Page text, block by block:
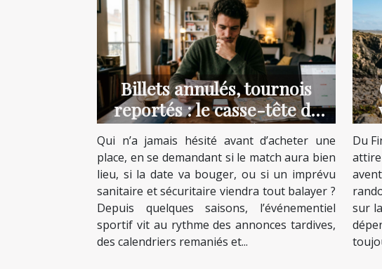
Billets annulés, tournois
reportés : le casse-tête de
l’incertitude
Qui n’a jamais hésité avant d’acheter une
place, en se demandant si le match aura bien
lieu, si la date va bouger, ou si un imprévu
sanitaire et sécuritaire viendra tout balayer ?
Depuis quelques saisons, l’événementiel
sportif vit au rythme des annonces tardives,
des calendriers remaniés et...
Du
sur